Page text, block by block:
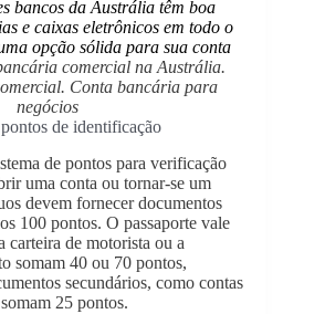
bancos da Austrália têm boa
e caixas eletrônicos em todo o
opção sólida para sua conta
comercial na Austrália.
Conta bancária para
negócios
de identificação
de pontos para verificação
uma conta ou tornar-se um
devem fornecer documentos
100 pontos. O passaporte vale
carteira de motorista ou a
somam 40 ou 70 pontos,
secundários, como contas
25 pontos.